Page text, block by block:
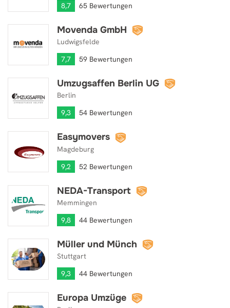
8,7
65 Bewertungen
Movenda GmbH
Ludwigsfelde
7,7
59 Bewertungen
Movenda GmbH
Umzugsaffen Berlin UG
Berlin
9,3
54 Bewertungen
Umzugsaffen Berlin UG
Easymovers
Magdeburg
9,2
52 Bewertungen
NEDA-Transport
Memmingen
9,8
44 Bewertungen
NEDA-Transport
Müller und Münch
Stuttgart
9,3
44 Bewertungen
Müller und Münch
Europa Umzüge
Europa Umzüge